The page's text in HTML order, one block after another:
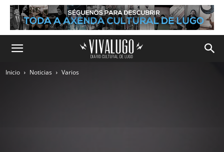
Inicio Noticias Varios